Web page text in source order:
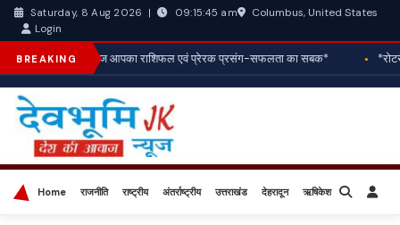
Saturday, 8 Aug 2026 | 09:15:47 am
Columbus, United States
Login
BREAKING *आज आपका राशिफल एवं प्रेरक प्रसंग-सफलता का सबक*
Home राजनीति राष्ट्रीय अंतर्राष्ट्रीय उत्तराखंड देहरादून ऋषिकेश बिज़नेस